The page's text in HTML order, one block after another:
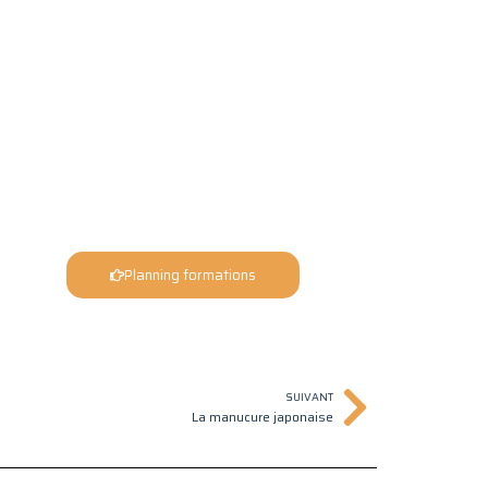
Planning formations
SUIVANT
La manucure japonaise Suivant